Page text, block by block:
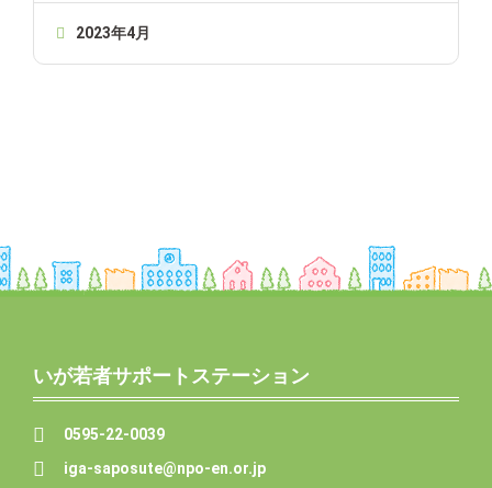
2023年4月
いが若者サポートステーション
0595-22-0039
iga-saposute@npo-en.or.jp